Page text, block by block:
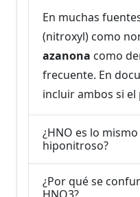
En muchas
(nitroxyl) como
azanona como
frecuente. En
incluir ambos si
¿HNO es lo
hiponitroso?
¿Por qué se